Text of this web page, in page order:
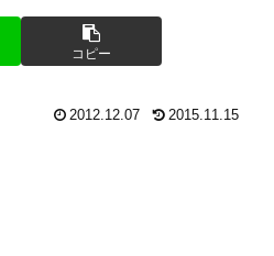
コピー
2012.12.07 2015.11.15